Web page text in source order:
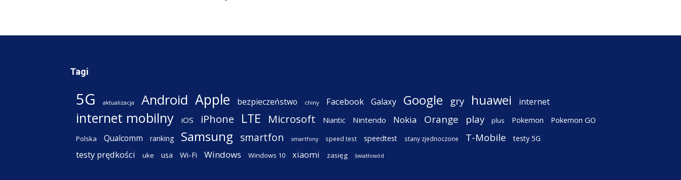
Tagi
5G aktualizacja Android Apple bezpieczeństwo chiny Facebook Galaxy Google gry huawei internet
internet mobilny iOS iPhone LTE Microsoft Niantic Nintendo Nokia Orange play plus Pokemon Pokemon GO
Polska Qualcomm ranking Samsung smartfon smartfony speed test speedtest stany zjednoczone T-Mobile testy 5G
testy prędkości uke usa Wi-Fi Windows Windows 10 xiaomi zasięg światłowód